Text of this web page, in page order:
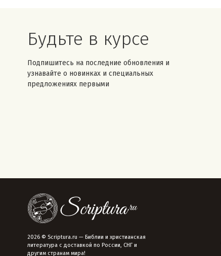
Будьте в курсе
Подпишитесь на последние обновления и
узнавайте о новинках и специальных
предложениях первыми
2026 © Scriptura.ru — Библии и христианская
литература с доставкой по России, СНГ и
другим странам мира!